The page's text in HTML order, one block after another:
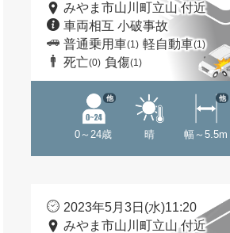
みやま市山川町立山 付近
車両相互 小破事故
普通乗用車(1) 軽自動車(1)
死亡(0) 負傷(1)
0～24歳
他
晴 幅～5.5m
他
2023年5月3日(水)11:20
みやま市山川町立山 付近